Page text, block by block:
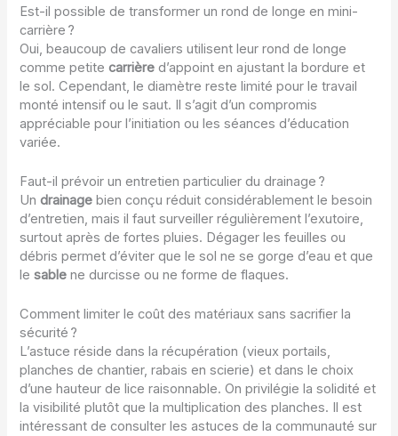
Est-il possible de transformer un rond de longe en mini-
carrière ?
Oui, beaucoup de cavaliers utilisent leur rond de longe
comme petitecarrière d’appoint en ajustant la bordure et
le sol. Cependant, le diamètre reste limité pour le travail
monté intensif ou le saut. Il s’agit d’un compromis
appréciable pour l’initiation ou les séances d’éducation
variée.
Faut-il prévoir un entretien particulier du drainage ?
Undrainage bien conçu réduit considérablement le besoin
d’entretien, mais il faut surveiller régulièrement l’exutoire,
surtout après de fortes pluies. Dégager les feuilles ou
débris permet d’éviter que le sol ne se gorge d’eau et que
lesable ne durcisse ou ne forme de flaques.
Comment limiter le coût des matériaux sans sacrifier la
sécurité ?
L’astuce réside dans la récupération (vieux portails,
planches de chantier, rabais en scierie) et dans le choix
d’une hauteur de lice raisonnable. On privilégie la solidité et
la visibilité plutôt que la multiplication des planches. Il est
intéressant de consulter les astuces de la communauté sur